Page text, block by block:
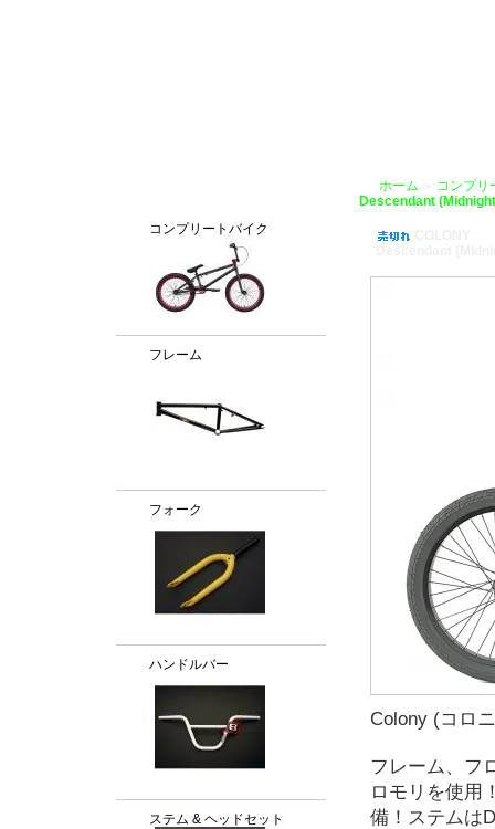
コンプリートバイク
フレーム
フォーク
ハンドルバー
ステム & ヘッドセット
ホーム
コンプリ
Descendant
Colony (コロ
フレーム、フ
ロモリを使用
備！ステムは